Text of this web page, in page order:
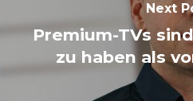
Next
Premium-TVs
zu haben als